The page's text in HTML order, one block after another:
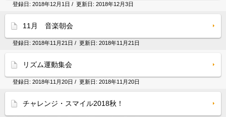
登録日: 2018年12月1日 / 更新日: 2018年12月3日
11月 音楽朝会
登録日: 2018年11月21日 / 更新日: 2018年11月21日
リズム運動集会
登録日: 2018年11月20日 / 更新日: 2018年11月20日
チャレンジ・スマイル2018秋！